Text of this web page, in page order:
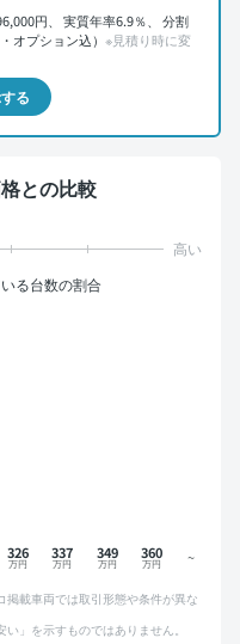
円、 実質年率6.9％、 分割
オプション込） ※見積り時に変
る
との比較
る台数の割合
326 337 349 360
載車両では取引形態や条件が異な
」を示すものではありません。